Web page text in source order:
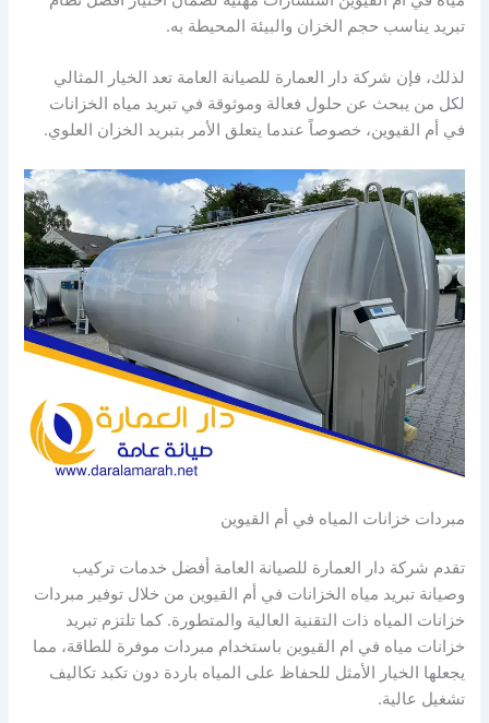
تبريد يناسب حجم الخزان والبيئة المحيطة به.
لذلك، فإن شركة دار العمارة للصيانة العامة تعد الخيار المثالي
لكل من يبحث عن حلول فعالة وموثوقة في تبريد مياه الخزانات
في أم القيوين، خصوصاً عندما يتعلق الأمر بتبريد الخزان العلوي.
مبردات خزانات المياه في أم القيوين
تقدم شركة دار العمارة للصيانة العامة أفضل خدمات تركيب
وصيانة تبريد مياه الخزانات في أم القيوين من خلال توفير مبردات
خزانات المياه ذات التقنية العالية والمتطورة. كما تلتزم تبريد
خزانات مياه في ام القيوين باستخدام مبردات موفرة للطاقة، مما
يجعلها الخيار الأمثل للحفاظ على المياه باردة دون تكبد تكاليف
تشغيل عالية.